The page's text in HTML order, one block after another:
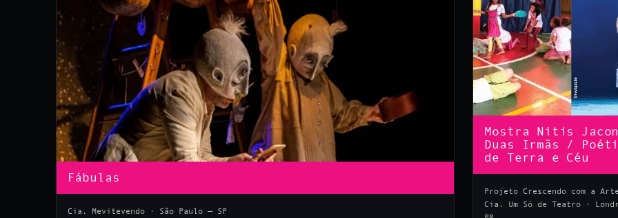
Fábulas
Cia. Mevitevendo · São Paulo — SP
Mostra Nitis
Duas Irmãs /
de Terra e Céu
Projeto Crescendo com a
Cia. Um Só de Teatro ·